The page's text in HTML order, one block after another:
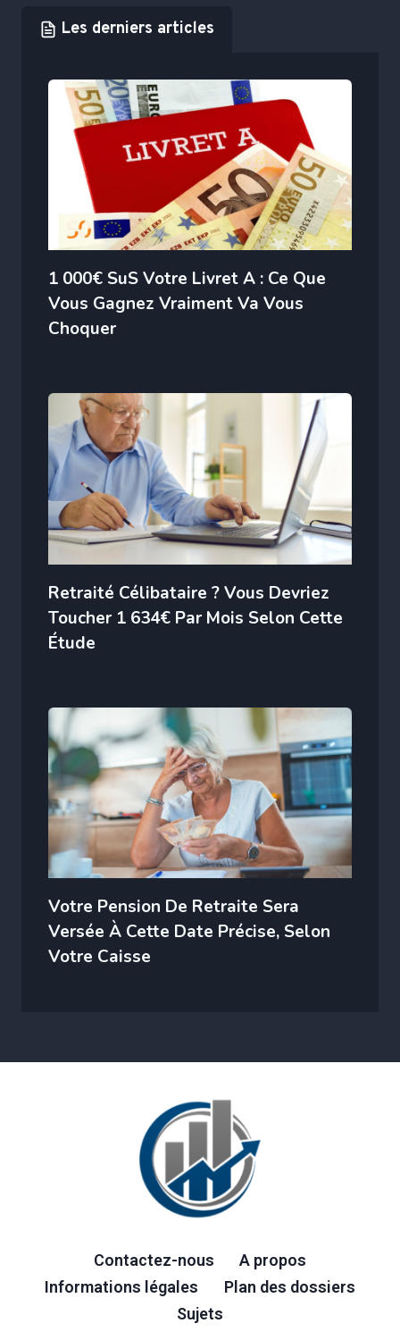
Les derniers articles
1 000€ SuS Votre Livret A : Ce Que
Vous Gagnez Vraiment Va Vous
Choquer
Retraité Célibataire ? Vous Devriez
Toucher 1 634€ Par Mois Selon Cette
Étude
Votre Pension De Retraite Sera
Versée À Cette Date Précise, Selon
Votre Caisse
Contactez-nous
A propos
Informations légales
Plan des dossiers
Sujets